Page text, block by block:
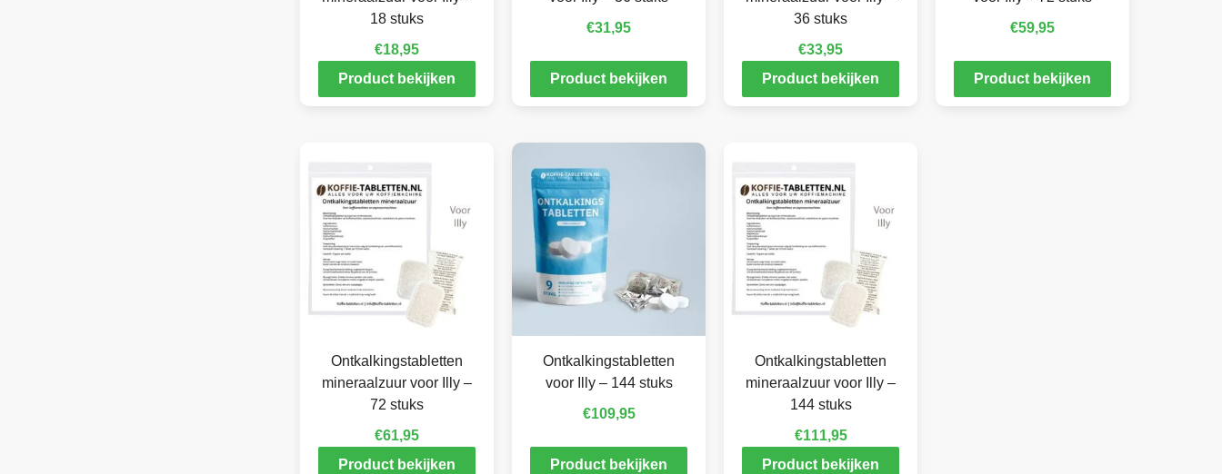
18 stuks
€18,95
Product bekijken
€31,95
Product bekijken
36 stuks
€33,95
Product bekijken
€59,95
Product bekijken
Ontkalkingstabletten
mineraalzuur voor Illy –
72 stuks
€61,95
Product bekijken
Ontkalkingstabletten
voor Illy – 144 stuks
€109,95
Product bekijken
Ontkalkingstabletten
mineraalzuur voor Illy –
144 stuks
€111,95
Product bekijken